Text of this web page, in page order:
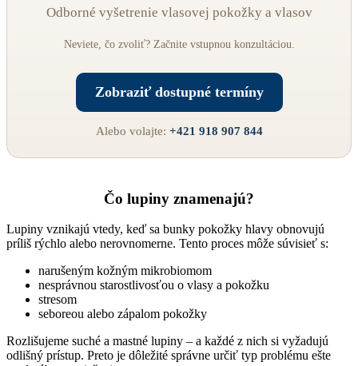
Odborné vyšetrenie vlasovej pokožky a vlasov
Neviete, čo zvoliť? Začnite vstupnou konzultáciou.
Zobraziť dostupné termíny
Alebo volajte: +421 918 907 844
Čo lupiny znamenajú?
Lupiny vznikajú vtedy, keď sa bunky pokožky hlavy obnovujú
príliš rýchlo alebo nerovnomerne. Tento proces môže súvisieť s:
narušeným kožným mikrobiomom
nesprávnou starostlivosťou o vlasy a pokožku
stresom
seboreou alebo zápalom pokožky
Rozlišujeme suché a mastné lupiny – a každé z nich si vyžadujú
odlišný prístup. Preto je dôležité správne určiť typ problému ešte